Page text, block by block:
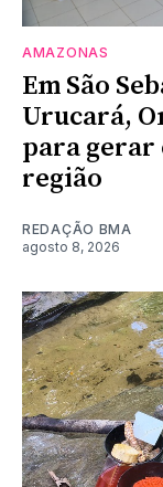
AMAZONAS
Em São
Urucará,
para gerar
região
REDAÇÃO BMA
agosto 8, 2026